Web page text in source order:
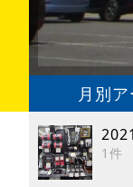
月別
1件